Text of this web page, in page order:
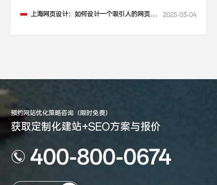
上海网页设计：如何设计一个吸引人的网页加
2025-03-04
预约网站优化策略咨询（限时免费）
获取定制化建站+SEO方案与报价
400-800-0674